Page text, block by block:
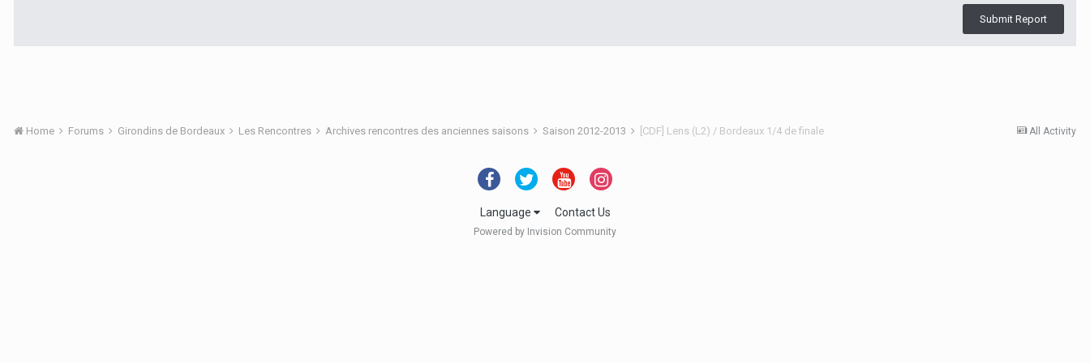
Submit Report
All Activity
Home Forums Girondins de Bordeaux Les Rencontres Archives rencontres des anciennes saisons Saison 2012-2013 [CDF] Lens (L2) / Bordeaux 1/4 de finale
Language Contact Us
Powered by Invision Community